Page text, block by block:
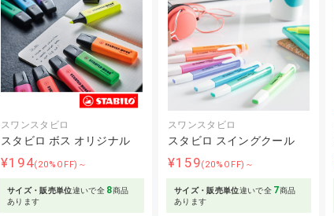
スワンスタビロ
スタビロ ボス オリジナル
¥194(20%OFF)～
サイズ・販売単位違いで全 8商品
あります
スワンスタビロ
スタビロ スイングクール
¥159(20%OFF)～
サイズ・販売単位違いで全 7商品
あります